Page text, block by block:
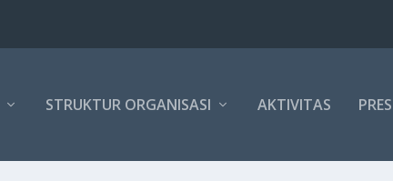
STRUKTUR ORGANISASI AKTIVITAS